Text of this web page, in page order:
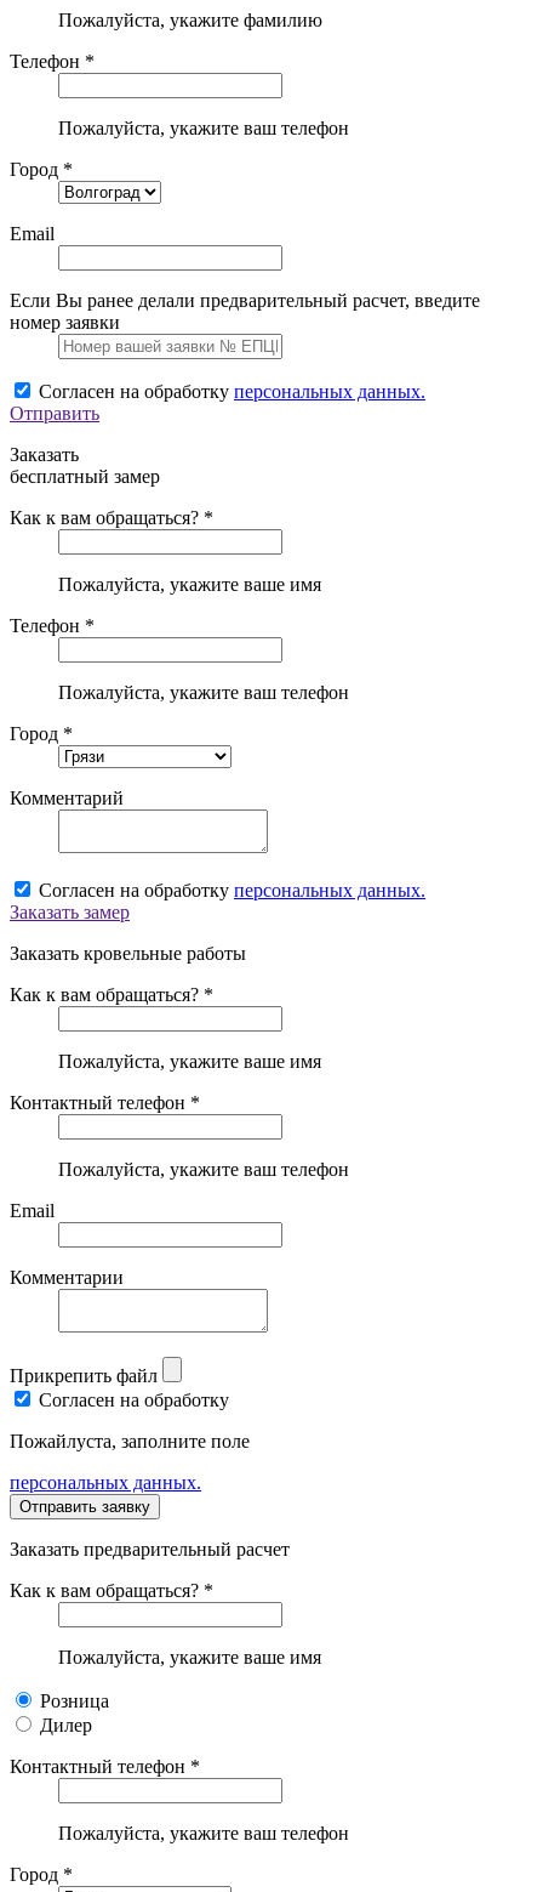
Пожалуйста, укажите фамилию
Телефон *
Пожалуйста, укажите ваш телефон
Город *
Email
Если Вы ранее делали предварительный расчет, введите
номер заявки
Согласен на обработку персональных данных.
Отправить
Заказать
бесплатный замер
Как к вам обращаться? *
Пожалуйста, укажите ваше имя
Телефон *
Пожалуйста, укажите ваш телефон
Город *
Комментарий
Согласен на обработку персональных данных.
Заказать замер
Заказать кровельные работы
Как к вам обращаться? *
Пожалуйста, укажите ваше имя
Контактный телефон *
Пожалуйста, укажите ваш телефон
Email
Комментарии
Прикрепить файл
Согласен на обработку
Пожайлуста, заполните поле
персональных данных.
Заказать предварительный расчет
Как к вам обращаться? *
Пожалуйста, укажите ваше имя
Розница
Дилер
Контактный телефон *
Пожалуйста, укажите ваш телефон
Город *